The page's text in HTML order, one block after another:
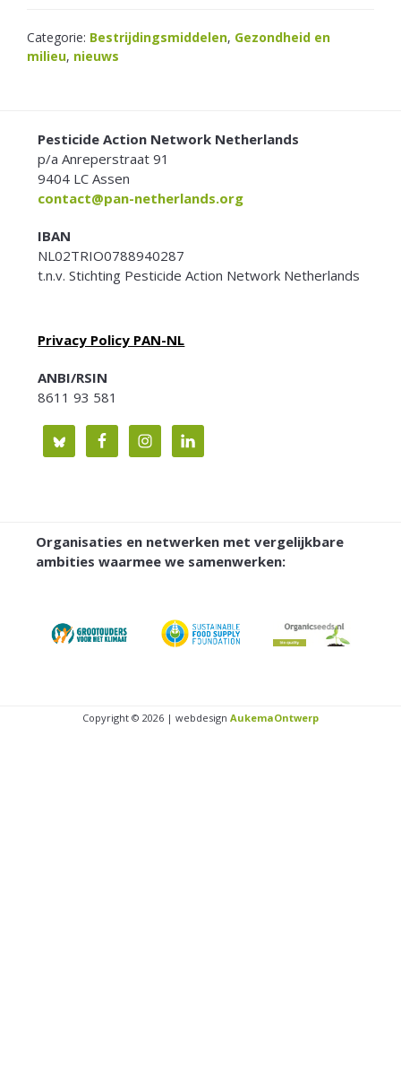
Categorie: Bestrijdingsmiddelen, Gezondheid en
milieu, nieuws
FOOTERPesticide Action Network Netherlands
p/a Anreperstraat 91
9404 LC Assen
contact@pan-netherlands.org
IBAN
NL02TRIO0788940287
t.n.v. Stichting Pesticide Action Network Netherlands
Privacy Policy PAN-NL
ANBI/RSIN
8611 93 581
Organisaties en netwerken met vergelijkbare
ambities waarmee we samenwerken:
Copyright © 2026 | webdesign AukemaOntwerp